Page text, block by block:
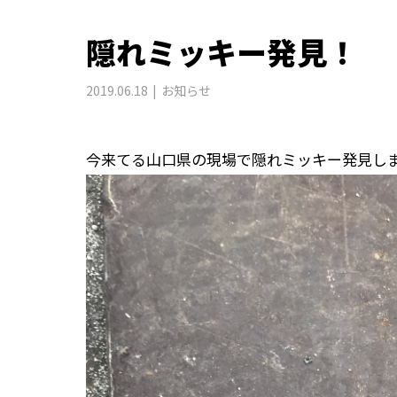
隠れミッキー発見！
2019.06.18 お知らせ
今来てる山口県の現場で隠れミッキー発見し